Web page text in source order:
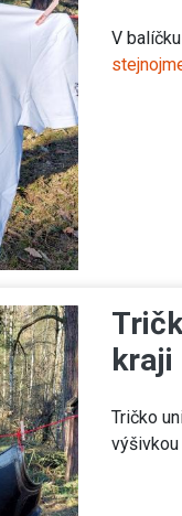
V
kraji
Tričko
výšivkou